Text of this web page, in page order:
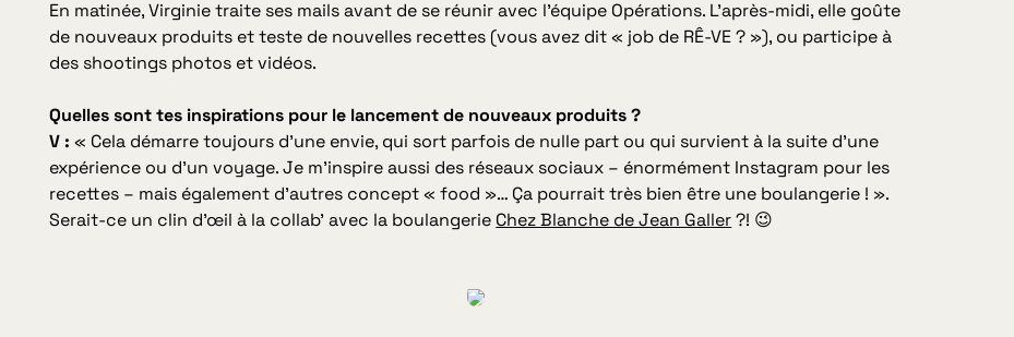
En matinée, Virginie traite ses mails avant de se réunir avec l’équipe Opérations. L’après-midi, elle goûte
de nouveaux produits et teste de nouvelles recettes (vous avez dit « job de RÊ-VE ? »), ou participe à
des shootings photos et vidéos.
Quelles sont tes inspirations pour le lancement de nouveaux produits ?
V :« Cela démarre toujours d’une envie, qui sort parfois de nulle part ou qui survient à la suite d’une
expérience ou d’un voyage. Je m’inspire aussi des réseaux sociaux – énormément Instagram pour les
recettes – mais également d’autres concept « food »… Ça pourrait très bien être une boulangerie ! ».
Serait-ce un clin d’œil à la collab’ avec la boulangerie Chez Blanche de Jean Galler?! 😉